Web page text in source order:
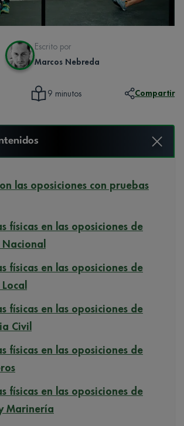
Escrito por
Marcos Nebreda
9 minutos Compartir
las oposiciones con pruebas
físicas en las oposiciones de
Nacional
físicas en las oposiciones de
físicas en las oposiciones de
Civil
físicas en las oposiciones de
físicas en las oposiciones de
Marinería